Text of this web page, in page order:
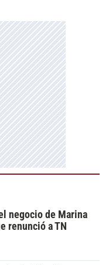
negocio de Marina
renunció a TN